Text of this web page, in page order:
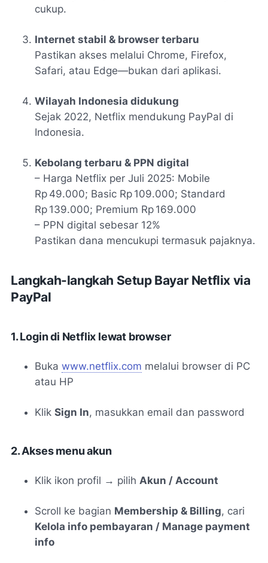
cukup.
Internet stabil & browser terbaru
Pastikan akses melalui Chrome, Firefox,
Safari, atau Edge—bukan dari aplikasi.
Wilayah Indonesia didukung
Sejak 2022, Netflix mendukung PayPal di
Indonesia.
KeboIang terbaru & PPN digital
– Harga Netflix per Juli 2025: Mobile
Rp 49.000; Basic Rp 109.000; Standard
Rp 139.000; Premium Rp 169.000
– PPN digital sebesar 12%
Pastikan dana mencukupi termasuk pajaknya.
Langkah-langkah Setup Bayar Netflix via
PayPal
1. Login di Netflix lewat browser
Buka www.netflix.com melalui browser di PC
atau HP
Klik Sign In, masukkan email dan password
2. Akses menu akun
Klik ikon profil → pilih Akun / Account
Scroll ke bagian Membership & Billing, cari
Kelola info pembayaran / Manage payment
info